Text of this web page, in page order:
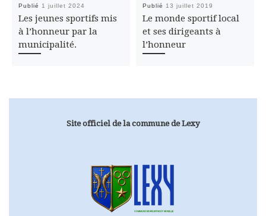
Publié 1 juillet 2024
Les jeunes sportifs mis
à l’honneur par la
municipalité.
Publié 13 juillet 2019
Le monde sportif local
et ses dirigeants à
l’honneur
Site officiel de la commune de Lexy